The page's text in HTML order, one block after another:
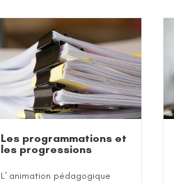
Les programmations et
les progressions
L' animation pédagogique